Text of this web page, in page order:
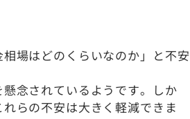
場はどのくらいなのか」と不安
念されているようです。しか
らの不安は大きく軽減できま